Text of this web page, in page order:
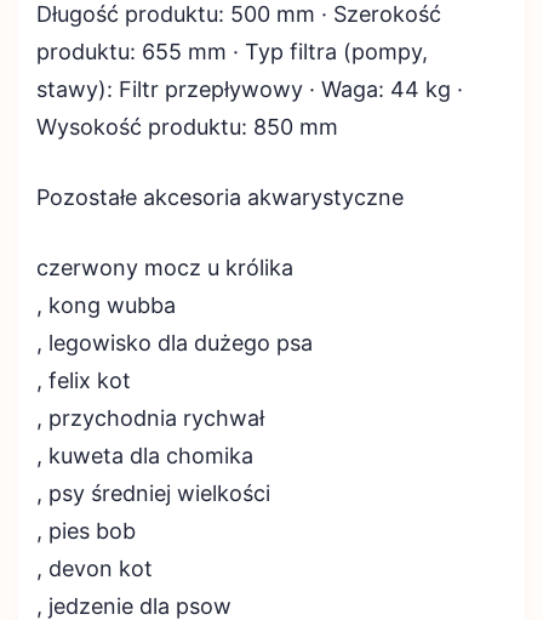
Długość produktu: 500 mm · Szerokość
produktu: 655 mm · Typ filtra (pompy,
stawy): Filtr przepływowy · Waga: 44 kg ·
Wysokość produktu: 850 mm
Pozostałe akcesoria akwarystyczne
czerwony mocz u królika
, kong wubba
, legowisko dla dużego psa
, felix kot
, przychodnia rychwał
, kuweta dla chomika
, psy średniej wielkości
, pies bob
, devon kot
, jedzenie dla psow